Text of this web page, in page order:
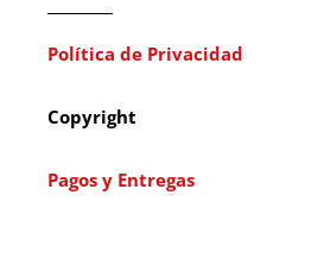
Política de Privacidad
Copyright
Pagos y Entregas